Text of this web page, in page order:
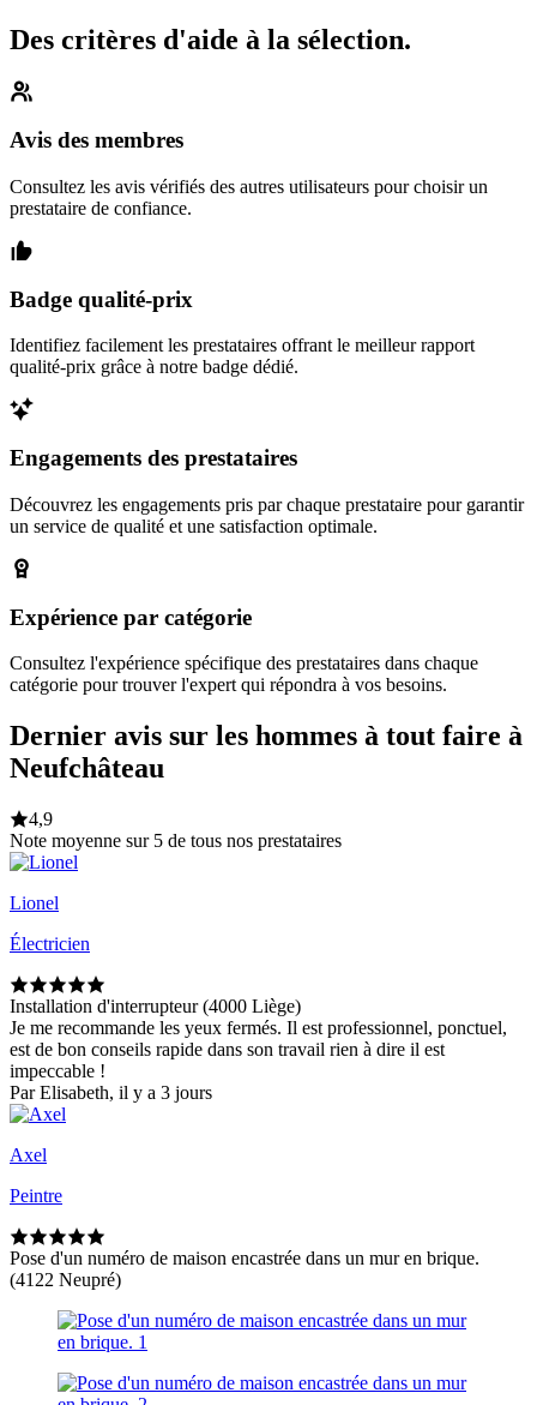
Des critères d'aide à la sélection.
Avis des membres
Consultez les avis vérifiés des autres utilisateurs pour choisir un
prestataire de confiance.
Badge qualité-prix
Identifiez facilement les prestataires offrant le meilleur rapport
qualité-prix grâce à notre badge dédié.
Engagements des prestataires
Découvrez les engagements pris par chaque prestataire pour garantir
un service de qualité et une satisfaction optimale.
Expérience par catégorie
Consultez l'expérience spécifique des prestataires dans chaque
catégorie pour trouver l'expert qui répondra à vos besoins.
Dernier avis sur les hommes à tout faire à
Neufchâteau
4,9
Note moyenne sur 5 de tous nos prestataires
Lionel
Électricien
Installation d'interrupteur (4000 Liège)
Je me recommande les yeux fermés. Il est professionnel, ponctuel,
est de bon conseils rapide dans son travail rien à dire il est
impeccable !
Par Elisabeth, il y a 3 jours
Axel
Peintre
Pose d'un numéro de maison encastrée dans un mur en brique.
(4122 Neupré)